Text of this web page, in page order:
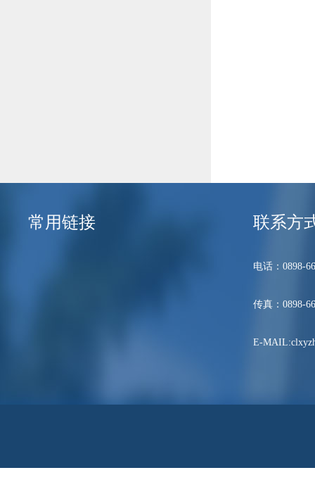
常用链接 联系方
电话：0898-
传真：0898-
E-